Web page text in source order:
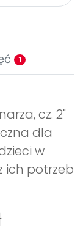
1
cz. 2"
dla
w
ich potrzeb